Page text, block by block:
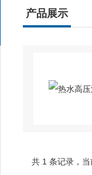
产品展示
共 1 条记录